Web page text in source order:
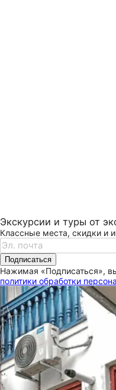
Экскурсии и туры от
Классные места, скидки и
Подписаться
Нажимая «Подписаться»,
политики обработки